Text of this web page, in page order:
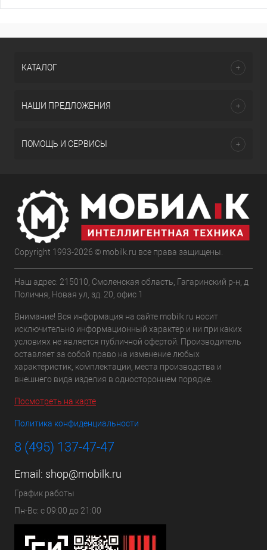
КАТАЛОГ
НАШИ ПРЕДЛОЖЕНИЯ
ПОМОЩЬ И СЕРВИСЫ
Copyright 1993-2026 © mobilk.ru все права защищены.
Наш адрес: 215010, Смоленская область, Гагаринский р-н, д
Поличня, Новая ул, зд. 20, офис 1
Внимание! Вся информация на сайте mobilk.ru носит
исключительно информационный характер и ни при каких
условиях не является публичной офертой. Производитель
оставляет за собой право на изменение любых
характеристик, комплектации, места производства и
внешнего вида изделия в одностороннем порядке.
Посмотреть на карте
Политика конфиденциальности
8 (495) 137-47-47
Email: shop@mobilk.ru
График работы
Пн-Вс: с 09:00 до 21:00